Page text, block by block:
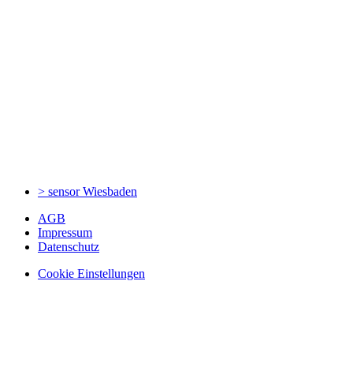
> sensorWiesbaden
AGB
Impressum
Datenschutz
Cookie Einstellungen